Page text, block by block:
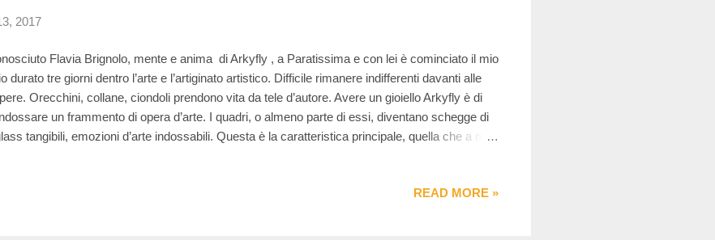
2017
Flavia Brignolo, mente e anima di Arkyfly , a Paratissima e con lei è cominciato il mio
durato tre giorni dentro l’arte e l’artiginato artistico. Difficile rimanere indifferenti davanti alle
Orecchini, collane, ciondoli prendono vita da tele d’autore. Avere un gioiello Arkyfly è di
un frammento di opera d’arte. I quadri, o almeno parte di essi, diventano schegge di
tangibili, emozioni d’arte indossabili. Questa è la caratteristica principale, quella che a me
READ MORE »